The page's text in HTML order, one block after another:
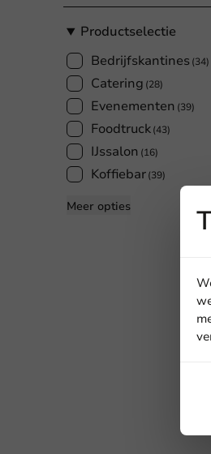
Productselectie
Bedrijfskantines (34)
Catering (28)
Evenementen (39)
Foodtruck(43)
IJssalon (16)
Koffiebar(39)
Meer opties